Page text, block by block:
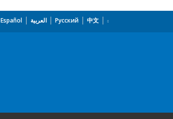
Español العربية Русский 中文